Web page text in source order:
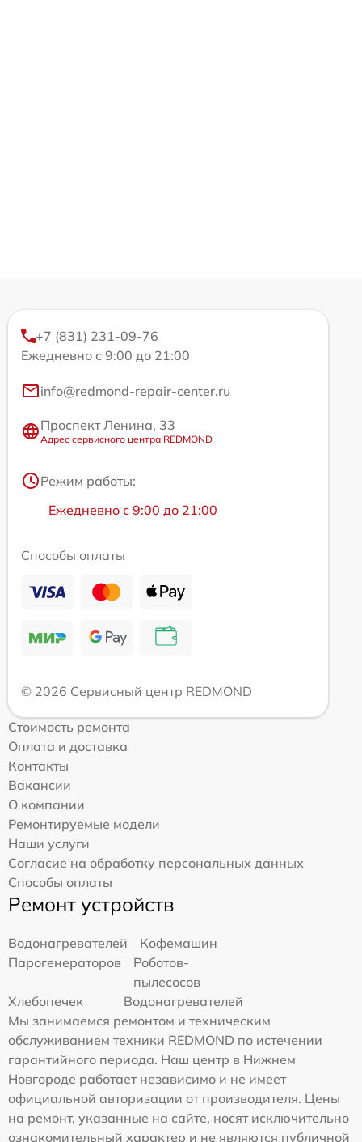
+7 (831) 231-09-76
Ежедневно с 9:00 до 21:00
info@redmond-repair-center.ru
Проспект Ленина, 33
Адрес сервисного центра REDMOND
Режим работы:
Ежедневно с 9:00 до 21:00
Способы оплаты
© 2026 Сервисный центр REDMOND
Стоимость ремонта
Оплата и доставка
Контакты
Вакансии
О компании
Ремонтируемые модели
Наши услуги
Согласие на обработку персональных данных
Способы оплаты
Ремонт устройств
Водонагревателей
Кофемашин
Парогенераторов
Роботов-
пылесосов
Хлебопечек
Водонагревателей
Мы занимаемся ремонтом и техническим
обслуживанием техники REDMOND по истечении
гарантийного периода. Наш центр в Нижнем
Новгороде работает независимо и не имеет
официальной авторизации от производителя. Цены
на ремонт, указанные на сайте, носят исключительно
ознакомительный характер и не являются публичной